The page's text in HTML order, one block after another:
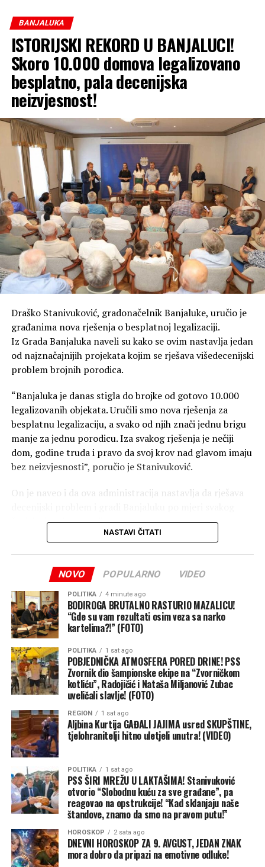
Rezervišite svoj sto na vrijeme putem broja 065 332-336
i osigurajte sebi mjesto na jednoj od najiščekivanijih žurki
ovog ljeta.
Hill Residence još jednom potvrđuje da zna kako se pravi
nezaboravna zabava – vidimo se 14. avgusta, spremni za
noć koju ćete dugo prepričavati!
BANJALUKA
ISTORIJSKI REKORD U BANJALUCI!
Skoro 10.000 domova legalizovano
besplatno, pala decenijska
neizvjesnost!
Draško Stanivuković, gradonačelnik Banjaluke, uručio je
građanima nova rješenja o besplatnoj legalizaciji.
Iz Grada Banjaluka naveli su kako se ovim nastavlja jedan
od najznačajnijih projekata kojim se rješava višedecenijski
problem brojnih porodica.
“Banjaluka je danas stigla do brojke od gotovo 10.000
legalizovanih objekata. Uručili smo nova rješenja za
besplatnu legalizaciju, a svako od njih znači jednu brigu
manje za jednu porodicu. Iza svakog rješenja je nečiji
dom, godine truda i pravo da svoj krov nad glavom imaju
bez neizvjesnosti”, poručio je Stanivuković.
On je naveo i da ova administracija nastavlja da rješava
čovjeka i svake porodice.
zaključio je Stanivuković.
Nezavisne
NASTAVI ČITATI
NOVO POPULARNO VIDEO
POLITIKA 4 minute ago
BODIROGA BRUTALNO RASTURIO MAZALICU!
“Gde su vam rezultati osim veza sa narko
kartelima?!” (FOTO)
POLITIKA 1 sat ago
POBJEDNIČKA ATMOSFERA PORED DRINE! PSS
Zvornik dio šampionske ekipe na “Zvorničkom
kotliću”, Radojičić i Nataša Miljanović Zubac
uveličali slavlje! (FOTO)
REGION 1 sat ago
Aljbina Kurtija GAĐALI JAJIMA usred SKUPŠTINE,
tjelohranitelji hitno uletjeli unutra! (VIDEO)
POLITIKA 1 sat ago
PSS ŠIRI MREŽU U LAKTAŠIMA! Stanivuković
otvorio “Slobodnu kuću za sve građane”, pa
reagovao na opstrukcije! “Kad sklanjaju naše
štandove, znamo da smo na pravom putu!”
HOROSKOP 2 sata ago
DNEVNI HOROSKOP ZA 9. AVGUST, JEDAN ZNAK
mora dobro da pripazi na emotivne odluke!